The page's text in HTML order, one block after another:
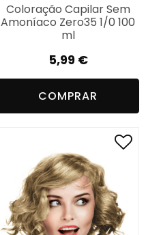
Coloração Capilar Sem
Amoníaco Zero35 1/0 100
ml
5,99 €
COMPRAR